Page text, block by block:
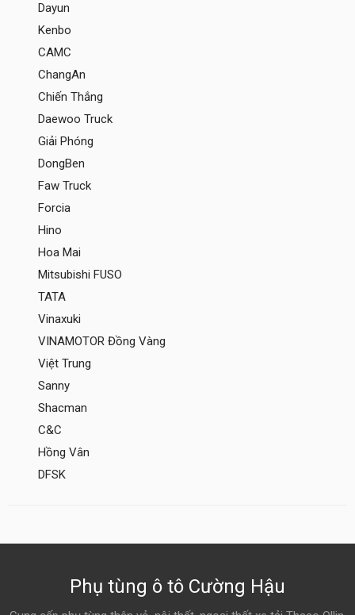
Dayun
Kenbo
CAMC
ChangAn
Chiến Thắng
Daewoo Truck
Giải Phóng
DongBen
Faw Truck
Forcia
Hino
Hoa Mai
Mitsubishi FUSO
TATA
Vinaxuki
VINAMOTOR Đồng Vàng
Việt Trung
Sanny
Shacman
C&C
Hồng Vân
DFSK
Phụ tùng ô tô Cường Hậu